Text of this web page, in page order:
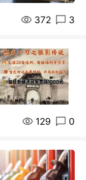
372 3
129 0